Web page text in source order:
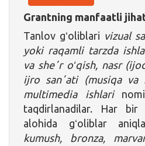
Grantning manfaatli
Tanlov gʻoliblari vizual
yoki raqamli tarzda
va sheʼr oʻqish, nasr
ijro sanʼati (musiqa va
multimediaishlari
taqdirlanadilar. Har bir
alohida gʻoliblar
kumush, bronza,